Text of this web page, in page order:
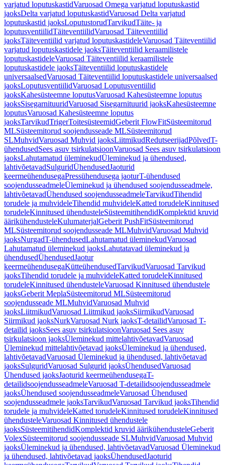
varjatud loputuskastidVaruosad Omega varjatud loputuskastid
jaoksDelta varjatud loputuskastidVaruosad Delta varjatud
loputuskastid jaoksLoputustorudTarvikudTäite- ja
loputusventiilidTäiteventiilidVaruosad Täiteventiilid
jaoksTäiteventiilid varjatud loputuskastideleVaruosad Täiteventiilid
varjatud loputuskastidele jaoksTäiteventiilid keraamilistele
loputuskastideleVaruosad Täiteventiilid keraamilistele
loputuskastidele jaoksTäiteventiilid loputuskastidele
universaalsedVaruosad Täiteventiilid loputuskastidele universaalsed
jaoksLoputusventiilidVaruosad Loputusventiilid
jaoksKahesüsteemne loputusVaruosad Kahesüsteemne loputus
jaoksSisegarnituuridVaruosad Sisegarnituurid jaoksKahesüsteemne
loputusVaruosad Kahesüsteemne loputus
jaoksTarvikudTrigerToitesüsteemidGeberit FlowFitSüsteemitorud
MLSüsteemitorud soojendusseade MLSüsteemitorud
SLMuhvidVaruosad Muhvid jaoksLiitmikudRedutseerijadPõlvedT-
ühendusedSees asuv tsirkulatsioonVaruosad Sees asuv tsirkulatsioon
jaoksLahutamatud üleminekudÜleminekud ja ühendused,
lahtivõetavadSulguridÜhendusedJaoturid
keermeühendusegaPressühendusega jaoturT-ühendused
soojendusseadmeleÜleminekud ja ühendused soojendusseadmele,
lahtivõetavadÜhendused soojendusseadmeleTarvikudTihendid
torudele ja muhvideleTihendid muhvideleKatted torudeleKinnitused
torudeleKinnitused ühendusteleSüsteemitihendidKomplektid kruvid
äärikühendusteleKulumaterjalGeberit PushFitSüsteemitorud
MLSüsteemitorud soojendusseade MLMuhvidVaruosad Muhvid
jaoksNurgadT-ühendusedLahutamatud üleminekudVaruosad
Lahutamatud üleminekud jaoksLahutatavad üleminekud ja
ühendusedÜhendusedJaotur
keermeühendusegaKütteühendusedTarvikudVaruosad Tarvikud
jaoksTihendid torudele ja muhvideleKatted torudeleKinnitused
torudeleKinnitused ühendusteleVaruosad Kinnitused ühendustele
jaoksGeberit MeplaSüsteemitorud MLSüsteemitorud
soojendusseade MLMuhvidVaruosad Muhvid
jaoksLiitmikudVaruosad Liitmikud jaoksSiirmikudVaruosad
Siirmikud jaoksNurkVaruosad Nurk jaoksT-detailidVaruosad T-
detailid jaoksSees asuv tsirkulatsioonVaruosad Sees asuv
tsirkulatsioon jaoksÜleminekud mittelahtivõetavadVaruosad
Üleminekud mittelahtivõetavad jaoksÜleminekud ja ühendused,
lahtivõetavadVaruosad Üleminekud ja ühendused, lahtivõetavad
jaoksSulguridVaruosad Sulgurid jaoksÜhendusedVaruosad
Ühendused jaoksJaoturid keermeühendusegaT-
detailidsoojendusseadmeleVaruosad T-detailidsoojendusseadmele
jaoksÜhendused soojendusseadmeleVaruosad Ühendused
soojendusseadmele jaoksTarvikudVaruosad Tarvikud jaoksTihendid
torudele ja muhvideleKatted torudeleKinnitused torudeleKinnitused
ühendusteleVaruosad Kinnitused ühendustele
jaoksSüsteemitihendidKomplektid kruvid äärikühendusteleGeberit
VolexSüsteemitorud soojendusseade SLMuhvidVaruosad Muhvid
jaoksÜleminekud ja ühendused, lahtivõetavadVaruosad Üleminekud
ja ühendused, lahtivõetavad jaoksÜhendusedJaoturid